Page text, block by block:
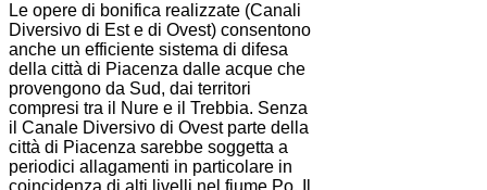
Le opere di bonifica realizzate (Canali
Diversivo di Est e di Ovest) consentono
anche un efficiente sistema di difesa
della città di Piacenza dalle acque che
provengono da Sud, dai territori
compresi tra il Nure e il Trebbia. Senza
il Canale Diversivo di Ovest parte della
città di Piacenza sarebbe soggetta a
periodici allagamenti in particolare in